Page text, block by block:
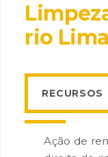
rio Lima
RECURSOS
Ação de